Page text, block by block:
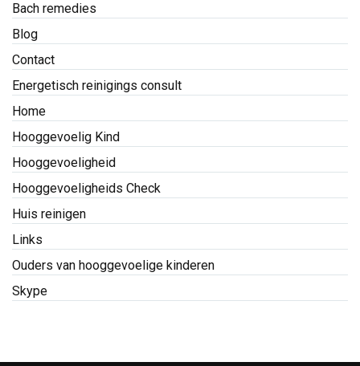
Bach remedies
Blog
Contact
Energetisch reinigings consult
Home
Hooggevoelig Kind
Hooggevoeligheid
Hooggevoeligheids Check
Huis reinigen
Links
Ouders van hooggevoelige kinderen
Skype